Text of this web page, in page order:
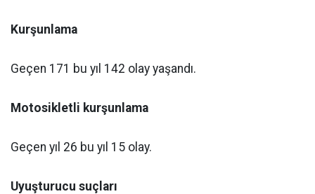
Kurşunlama
Geçen 171 bu yıl 142 olay yaşandı.
Motosikletli kurşunlama
Geçen yıl 26 bu yıl 15 olay.
Uyuşturucu suçları